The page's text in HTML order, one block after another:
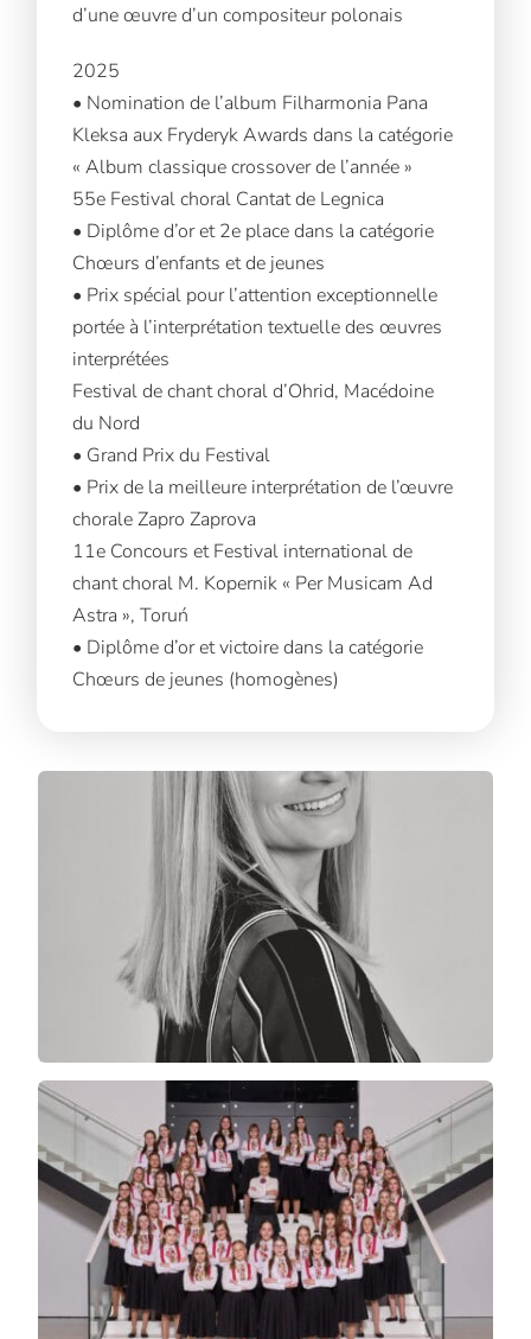
d’une œuvre d’un compositeur polonais
2025
• Nomination de l’album Filharmonia Pana
Kleksa aux Fryderyk Awards dans la catégorie
« Album classique crossover de l’année »
55e Festival choral Cantat de Legnica
• Diplôme d’or et 2e place dans la catégorie
Chœurs d’enfants et de jeunes
• Prix spécial pour l’attention exceptionnelle
portée à l’interprétation textuelle des œuvres
interprétées
Festival de chant choral d’Ohrid, Macédoine
du Nord
• Grand Prix du Festival
• Prix de la meilleure interprétation de l’œuvre
chorale Zapro Zaprova
11e Concours et Festival international de
chant choral M. Kopernik « Per Musicam Ad
Astra », Toruń
• Diplôme d’or et victoire dans la catégorie
Chœurs de jeunes (homogènes)